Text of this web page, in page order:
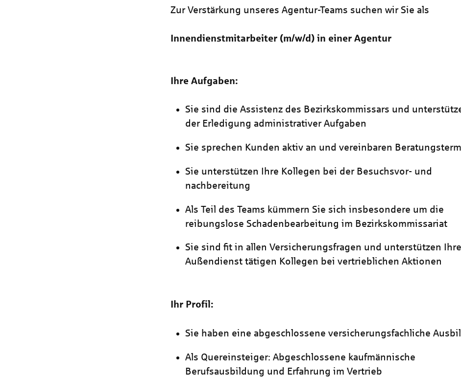
Zur Verstärkung unseres Agentur-Teams suchen wir Sie als
Innendienstmitarbeiter (m/w/d)in einer Agentur
Ihre Aufgaben:
Sie sind die Assistenz des Bezirkskommissars und
der Erledigung administrativer Aufgaben
Sie sprechen Kunden aktiv an und vereinbaren
Sie unterstützen Ihre Kollegen bei der Besuchsvor- und
nachbereitung
Als Teil des Teams kümmern Sie sich insbesondere um die
reibungslose Schadenbearbeitung im Bezirkskommissariat
Sie sind fit in allen Versicherungsfragen und unterstützen
Außendienst tätigen Kollegen bei vertrieblichen Aktionen
Ihr Profil:
Sie haben eine abgeschlossene versicherungsfachliche
Als Quereinsteiger: Abgeschlossene kaufmännische
Berufsausbildung und Erfahrung im Vertrieb